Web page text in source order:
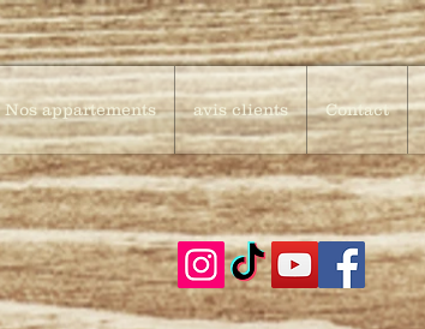
Nos appartements avis clients Contact